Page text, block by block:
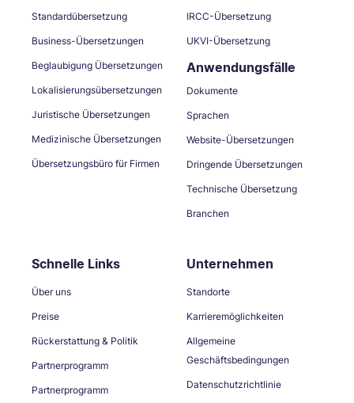
Standardübersetzung
Business-Übersetzungen
Beglaubigung Übersetzungen
Lokalisierungsübersetzungen
Juristische Übersetzungen
Medizinische Übersetzungen
Übersetzungsbüro für Firmen
IRCC-Übersetzung
UKVI-Übersetzung
Anwendungsfälle
Dokumente
Sprachen
Website-Übersetzungen
Dringende Übersetzungen
Technische Übersetzung
Branchen
Schnelle Links
Über uns
Preise
Rückerstattung & Politik
Partnerprogramm
Partnerprogramm
Unternehmen
Standorte
Karrieremöglichkeiten
Allgemeine
Geschäftsbedingungen
Datenschutzrichtlinie